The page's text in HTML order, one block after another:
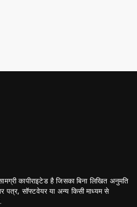
कापीराइटेड है जिसका बिना लिखित अनुमति
पत्र, सॉफ्टवेयर या अन्य किसी माध्यम से